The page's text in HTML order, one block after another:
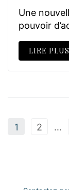
Une
pouvoir
LIRE PLUS
1 2 …